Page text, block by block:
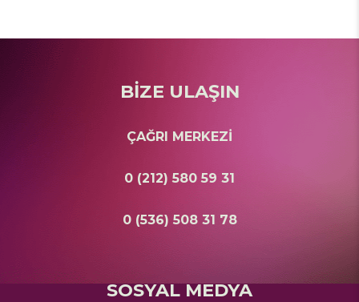
BİZE ULAŞIN
ÇAĞRI MERKEZİ
0 (212) 580 59 31
0 (536) 508 31 78
SOSYAL MEDYA